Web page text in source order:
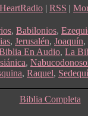
| RSS |
, Babilonios,
, Jerusalén, Joaquín,
En Audio, La
,
, Raquel,
Categories
Biblia Completa